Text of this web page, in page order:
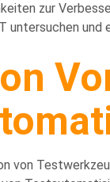
zur
untersuchen und
von